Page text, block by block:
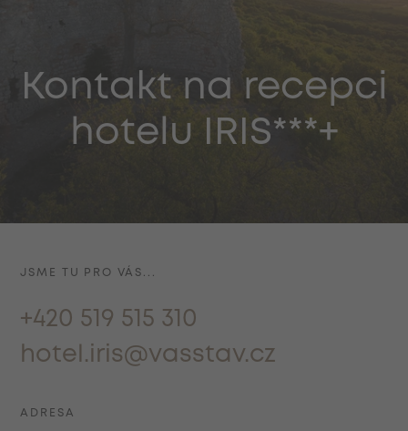
Kontakt na recepci
hotelu IRIS***+
JSME TU PRO VÁS...
+420 519 515 310
hotel.iris@vasstav.cz
ADRESA